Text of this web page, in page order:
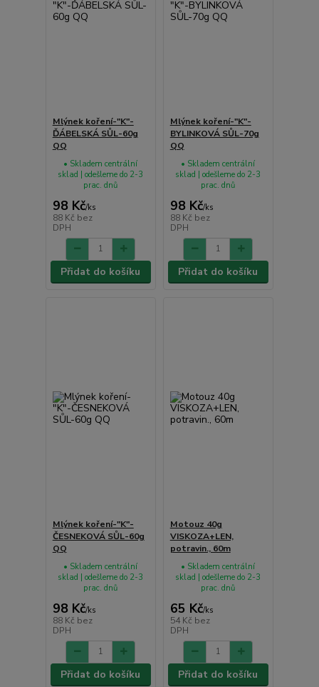
Mlýnek koření-"K"-
ĎÁBELSKÁ SŮL-60g
QQ
98 Kč/ks
88 Kč bez
DPH
• Skladem centrální
sklad | odešleme do 2-3
prac. dnů
Přidat do košíku
Mlýnek koření-"K"-
BYLINKOVÁ SŮL-70g
QQ
98 Kč/ks
88 Kč bez
DPH
• Skladem centrální
sklad | odešleme do 2-3
prac. dnů
Přidat do košíku
Mlýnek koření-"K"-
ČESNEKOVÁ SŮL-60g
QQ
98 Kč/ks
88 Kč bez
DPH
• Skladem centrální
sklad | odešleme do 2-3
prac. dnů
Přidat do košíku
Motouz 40g
VISKOZA+LEN,
potravin., 60m
65 Kč/ks
54 Kč bez
DPH
• Skladem centrální
sklad | odešleme do 2-3
prac. dnů
Přidat do košíku